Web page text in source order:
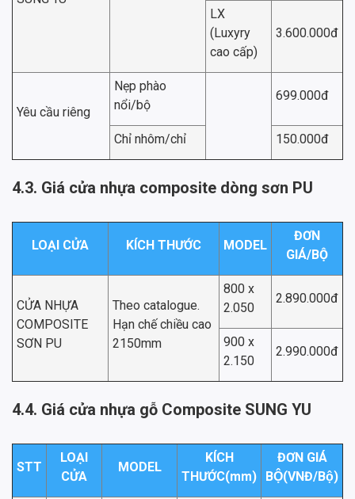
LX
(Luxyry
cao cấp)
3.600.000đ
Yêu cầu riêng
Nẹp phào
nổi/bộ
699.000đ
Chỉ nhôm/chỉ 150.000đ
4.3. Giá cửa nhựa composite dòng sơn PU
LOẠI CỬA KÍCH THƯỚC MODEL
ĐƠN
GIÁ/BỘ
CỬA NHỰA
COMPOSITE
SƠN PU
Theo catalogue.
Hạn chế chiều cao
2150mm
800 x
2.050
2.890.000đ
900 x
2.150
2.990.000đ
4.4. Giá cửa nhựa gỗ Composite SUNG YU
STT
LOẠI
CỬA
MODEL
KÍCH
THƯỚC(mm)
ĐƠN GIÁ
BỘ(VNĐ/Bộ)